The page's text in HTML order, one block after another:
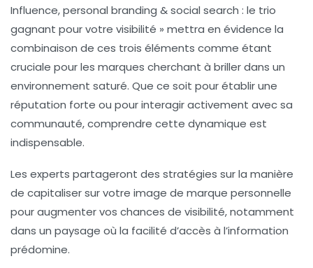
Influence, personal branding & social search : le trio
gagnant pour votre visibilité » mettra en évidence la
combinaison de ces trois éléments comme étant
cruciale pour les marques cherchant à briller dans un
environnement saturé. Que ce soit pour établir une
réputation forte ou pour interagir activement avec sa
communauté, comprendre cette dynamique est
indispensable.
Les experts partageront des stratégies sur la manière
de capitaliser sur votre image de marque personnelle
pour augmenter vos chances de visibilité, notamment
dans un paysage où la facilité d’accès à l’information
prédomine.